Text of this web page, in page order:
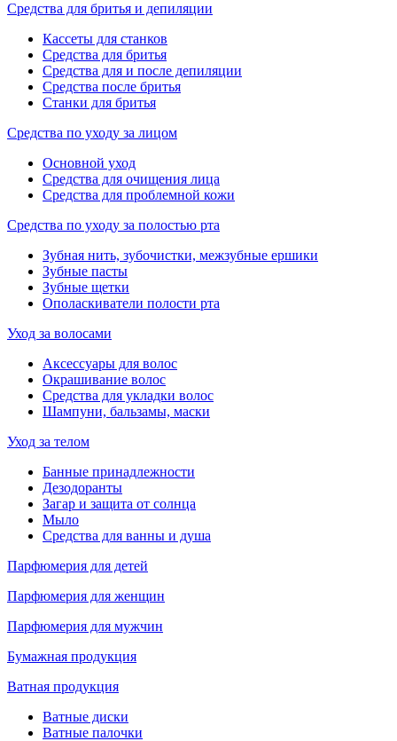
Средства для бритья и депиляции
Кассеты для станков
Средства для бритья
Средства для и после депиляции
Средства после бритья
Станки для бритья
Средства по уходу за лицом
Основной уход
Средства для очищения лица
Средства для проблемной кожи
Средства по уходу за полостью рта
Зубная нить, зубочистки, межзубные ершики
Зубные пасты
Зубные щетки
Ополаскиватели полости рта
Уход за волосами
Аксессуары для волос
Окрашивание волос
Средства для укладки волос
Шампуни, бальзамы, маски
Уход за телом
Банные принадлежности
Дезодоранты
Загар и защита от солнца
Мыло
Средства для ванны и душа
Парфюмерия для детей
Парфюмерия для женщин
Парфюмерия для мужчин
Бумажная продукция
Ватная продукция
Ватные диски
Ватные палочки